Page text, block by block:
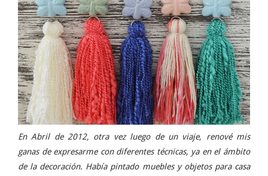
En Abril de 2012, otra vez luego de un viaje, renové mis
ganas de expresarme con diferentes técnicas, ya en el ámbito
de la decoración. Había pintado muebles y objetos para casa